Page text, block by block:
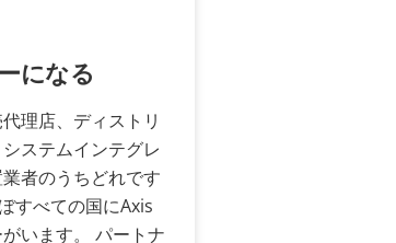
になる
理店、ディストリ
ステムインテグレ
者のうちどれです
すべての国にAxis
います。 パートナ